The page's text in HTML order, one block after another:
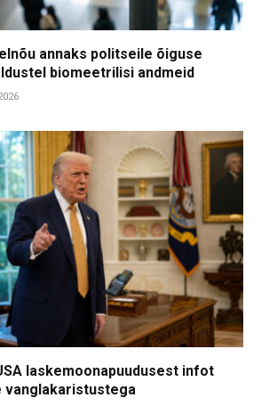
annaks politseile õiguse
biomeetrilisi andmeid
laskemoonapuudusest infot
vanglakaristustega